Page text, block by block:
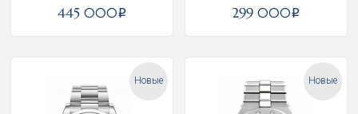
445 000i 299 000i
Новые Новые